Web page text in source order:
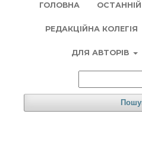
ГОЛОВНА
РЕДАКЦІЙНА КОЛЕГІЯ
ДЛЯ АВТОРІВ